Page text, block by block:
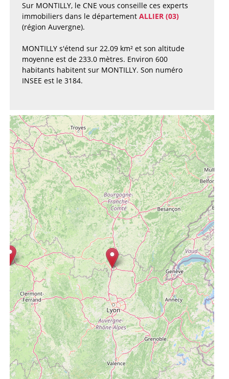
Sur MONTILLY, le CNE vous conseille ces experts
immobiliers dans le département ALLIER (03)
(région Auvergne).
MONTILLY s'étend sur 22.09 km² et son altitude
moyenne est de 233.0 mètres. Environ 600
habitants habitent sur MONTILLY. Son numéro
INSEE est le 3184.